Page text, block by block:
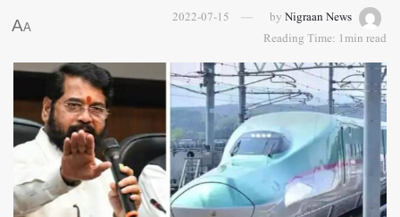
by Nigraan News
2022-07-15
Reading Time: 1min read
A
A